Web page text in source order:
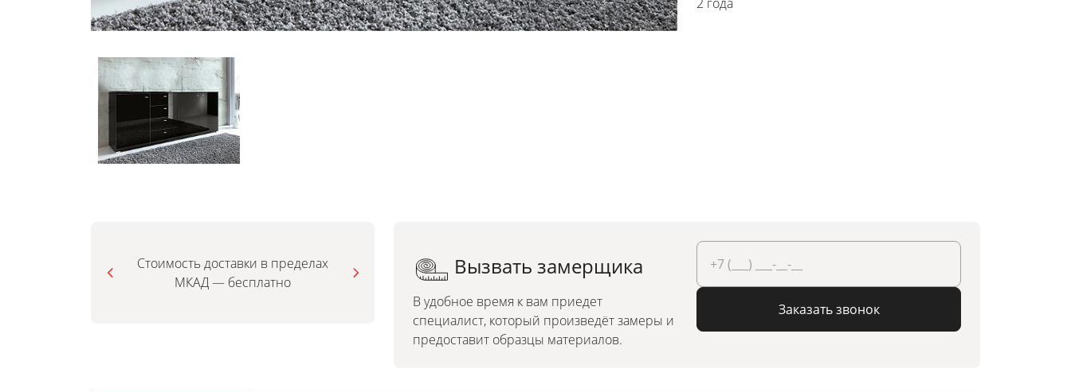
Стоимость доставки в пределах
МКАД — бесплатно
Можно заказать по
индивидуальным размерам
Вызвать замерщика
В удобное время к вам приедет
специалист, который произведёт замеры и
предоставит образцы материалов.
Заказать звонок